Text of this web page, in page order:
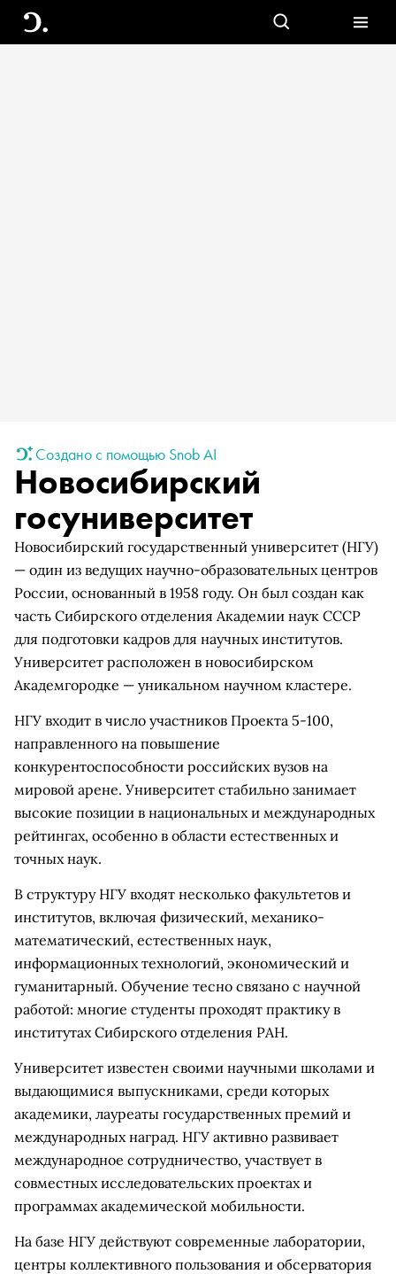
Создано с помощью Snob AI
Новосибирский
госуниверситет
Новосибирский государственный университет (НГУ)
— один из ведущих научно-образовательных центров
России, основанный в 1958 году. Он был создан как
часть Сибирского отделения Академии наук СССР
для подготовки кадров для научных институтов.
Университет расположен в новосибирском
Академгородке — уникальном научном кластере.
НГУ входит в число участников Проекта 5-100,
направленного на повышение
конкурентоспособности российских вузов на
мировой арене. Университет стабильно занимает
высокие позиции в национальных и международных
рейтингах, особенно в области естественных и
точных наук.
В структуру НГУ входят несколько факультетов и
институтов, включая физический, механико-
математический, естественных наук,
информационных технологий, экономический и
гуманитарный. Обучение тесно связано с научной
работой: многие студенты проходят практику в
институтах Сибирского отделения РАН.
Университет известен своими научными школами и
выдающимися выпускниками, среди которых
академики, лауреаты государственных премий и
международных наград. НГУ активно развивает
международное сотрудничество, участвует в
совместных исследовательских проектах и
программах академической мобильности.
На базе НГУ действуют современные лаборатории,
центры коллективного пользования и обсерватория